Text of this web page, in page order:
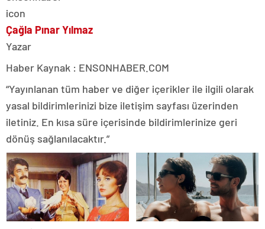
Çağla Pınar Yılmaz
Yazar
Haber Kaynak : ENSONHABER.COM
“Yayınlanan tüm haber ve diğer içerikler ile ilgili olarak
yasal bildirimlerinizi bize iletişim sayfası üzerinden
iletiniz. En kısa süre içerisinde bildirimlerinize geri
dönüş sağlanılacaktır.”